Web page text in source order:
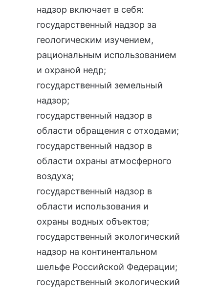
надзор включает в себя:
государственный надзор за
геологическим изучением,
рациональным использованием
и охраной недр;
государственный земельный
надзор;
государственный надзор в
области обращения с отходами;
государственный надзор в
области охраны атмосферного
воздуха;
государственный надзор в
области использования и
охраны водных объектов;
государственный экологический
надзор на континентальном
шельфе Российской Федерации;
государственный экологический